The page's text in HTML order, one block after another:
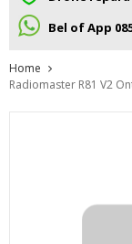
Bel of App
Home
Radiomaster R81 V2